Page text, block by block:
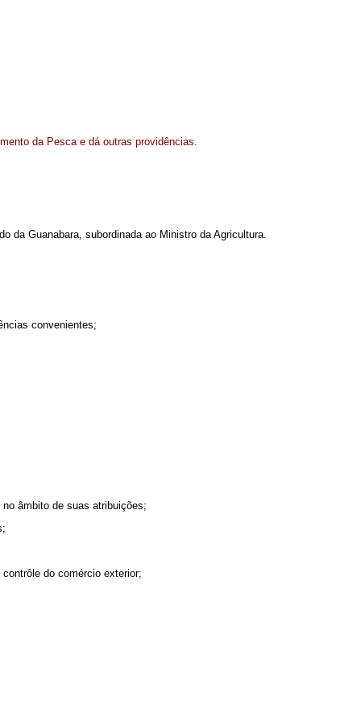
da Pesca e dá outras providências.
da Guanabara, subordinada ao Ministro da Agricultura.
convenientes;
âmbito de suas atribuições;
do comércio exterior;